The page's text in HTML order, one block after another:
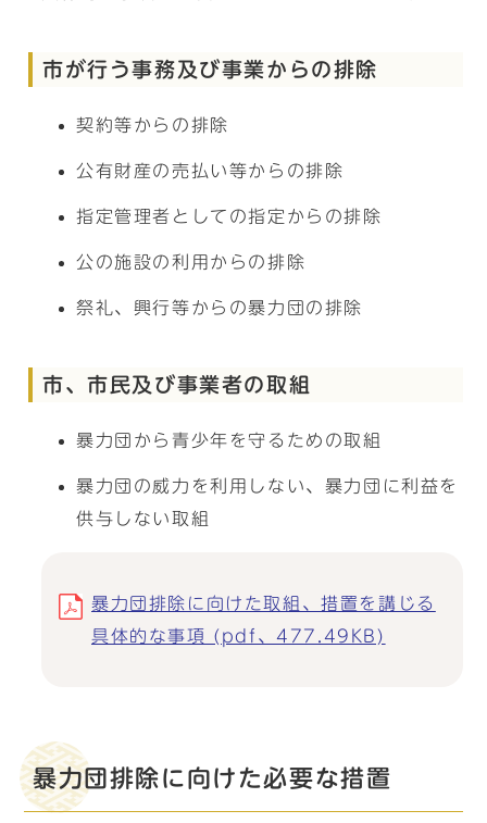
市が行う事務及び事業からの排除
契約等からの排除
公有財産の売払い等からの排除
指定管理者としての指定からの排除
公の施設の利用からの排除
祭礼、興行等からの暴力団の排除
市、市民及び事業者の取組
暴力団から青少年を守るための取組
暴力団の威力を利用しない、暴力団に利益を
供与しない取組
暴力団排除に向けた取組、措置を講じる
具体的な事項 (pdf、477.49KB)
暴力団排除に向けた必要な措置